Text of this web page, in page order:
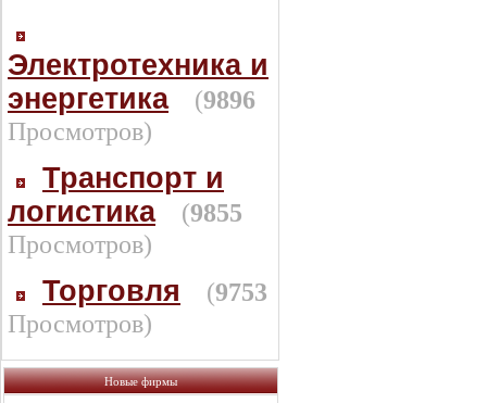
Электротехника и
энергетика
(9896
Просмотров)
Транспорт и
логистика
(9855
Просмотров)
Торговля (9753
Просмотров)
Новые фирмы